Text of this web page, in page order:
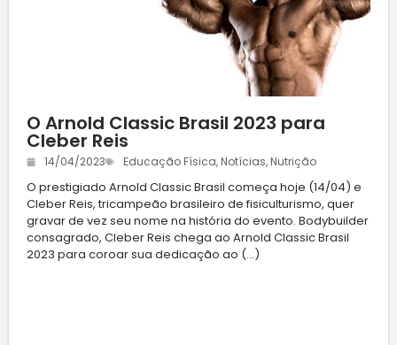
O Arnold Classic Brasil 2023 para
Cleber Reis
14/04/2023 Educação Física, Notícias, Nutrição
O prestigiado Arnold Classic Brasil começa hoje (14/04) e
Cleber Reis, tricampeão brasileiro de fisiculturismo, quer
gravar de vez seu nome na história do evento. Bodybuilder
consagrado, Cleber Reis chega ao Arnold Classic Brasil
2023 para coroar sua dedicação ao (...)